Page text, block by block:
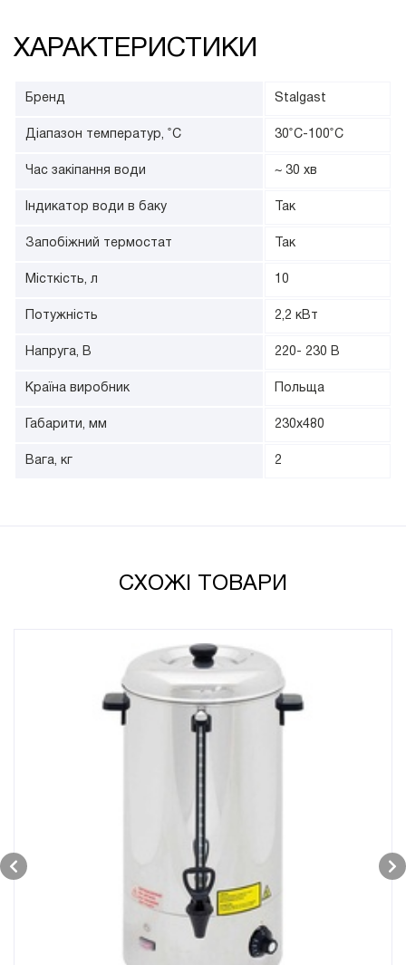
ХАРАКТЕРИСТИКИ
Бренд Stalgast
Діапазон температур, ˚С 30˚С-100˚С
Час закіпання води ~ 30 хв
Індикатор води в баку Так
Запобіжний термостат Так
Місткість, л 10
Потужність 2,2 кВт
Напруга, В 220- 230 В
Країна виробник Польща
Габарити, мм 230х480
Вага, кг 2
СХОЖІ ТОВАРИ